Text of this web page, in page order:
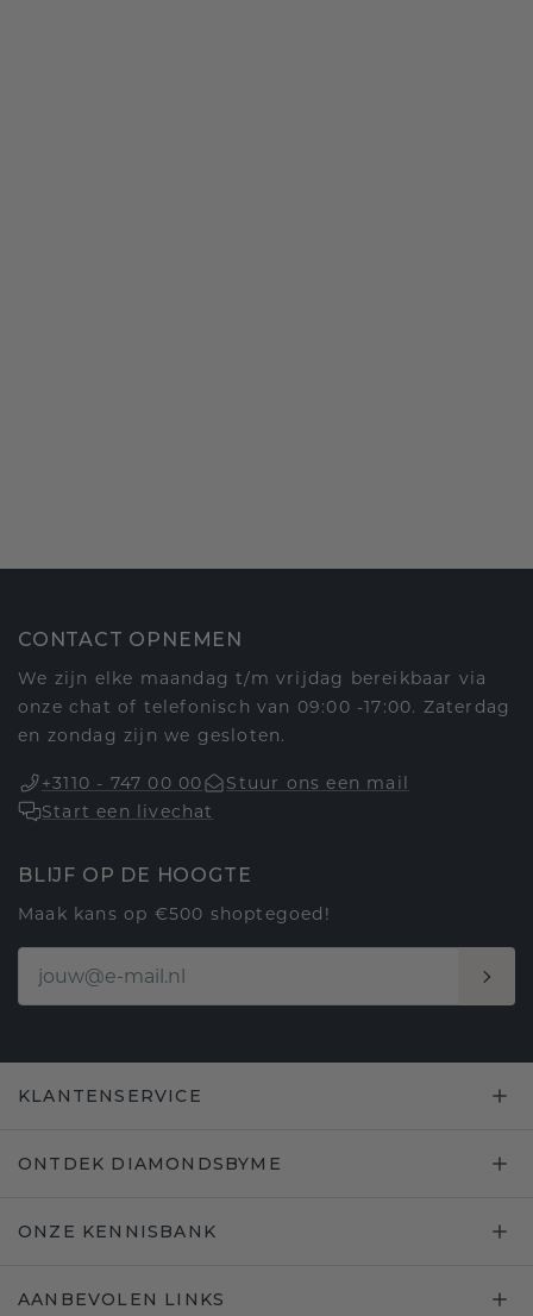
CONTACT OPNEMEN
We zijn elke maandag t/m vrijdag bereikbaar via
onze chat of telefonisch van 09:00 -17:00. Zaterdag
en zondag zijn we gesloten.
+3110 - 747 00 00
Stuur ons een mail
Start een livechat
BLIJF OP DE HOOGTE
Maak kans op €500 shoptegoed!
KLANTENSERVICE
ONTDEK DIAMONDSBYME
ONZE KENNISBANK
AANBEVOLEN LINKS